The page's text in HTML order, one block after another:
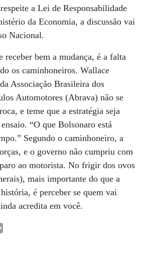
a Lei de Responsabilidade
da Economia, a discussão vai
Nacional.
receber bem a mudança, é a falta
os caminhoneiros. Wallace
Associação Brasileira dos
Automotores (Abrava) não se
e teme que a estratégia seja
“O que Bolsonaro está
Segundo o caminhoneiro, a
e o governo não cumpriu com
ao motorista. No frigir dos ovos
mais importante do que a
é perceber se quem vai
acredita em você.